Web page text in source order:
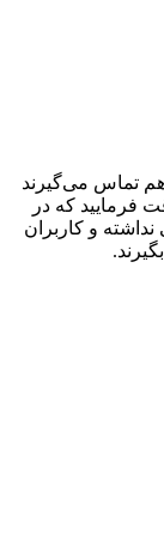
هم تماس می‌گیرند
فرمایید که در
و کاربران